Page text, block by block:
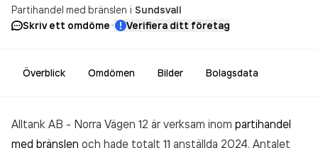
Partihandel med bränslen i Sundsvall
Skriv ett omdöme· Verifiera ditt företag
Överblick Omdömen Bilder Bolagsdata
Alltank AB - Norra Vägen 12 är verksam inom partihandel
med bränslen och hade totalt 11 anställda 2024. Antalet